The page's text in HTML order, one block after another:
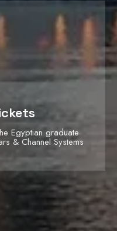
Egyptian graduate
& Channel Systems